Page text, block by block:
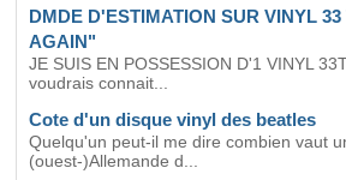
DMDE D'ESTIMATION SUR VINYL
AGAIN"
JE SUIS EN POSSESSION D'1 VINYL
voudrais connait...
Cote d'un disque vinyl des beatles
Quelqu'un peut-il me dire combien vaut
(ouest-)Allemande d...